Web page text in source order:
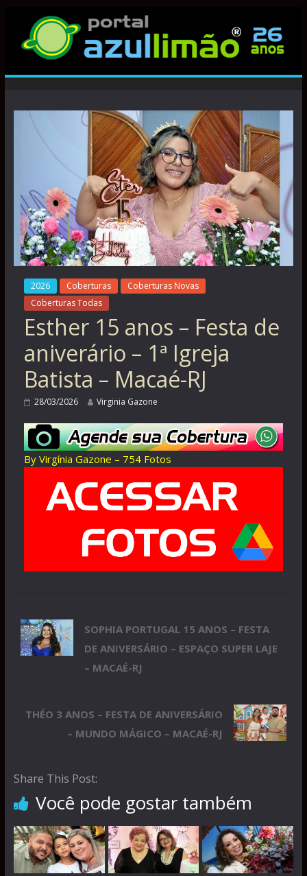
2026 Coberturas
Coberturas Novas
Coberturas Todas
Esther 15 anos – Festa de
aniverário – 1ª Igreja
Batista – Macaé-RJ
28/03/2026 Virginia Gazone
By Virgínia Gazone – 754 Fotos
SOPHIA PORTUGAL 15 ANOS – FESTA
DE ANIVERSÁRIO – ESPAÇO SUPER LAJE
– MACAÉ-RJ
THÉO 3 ANOS – FESTA DE ANIVERSÁRIO
– MUNDO MÁGICO – MACAÉ-RJ
Share This Post:
Você pode gostar também